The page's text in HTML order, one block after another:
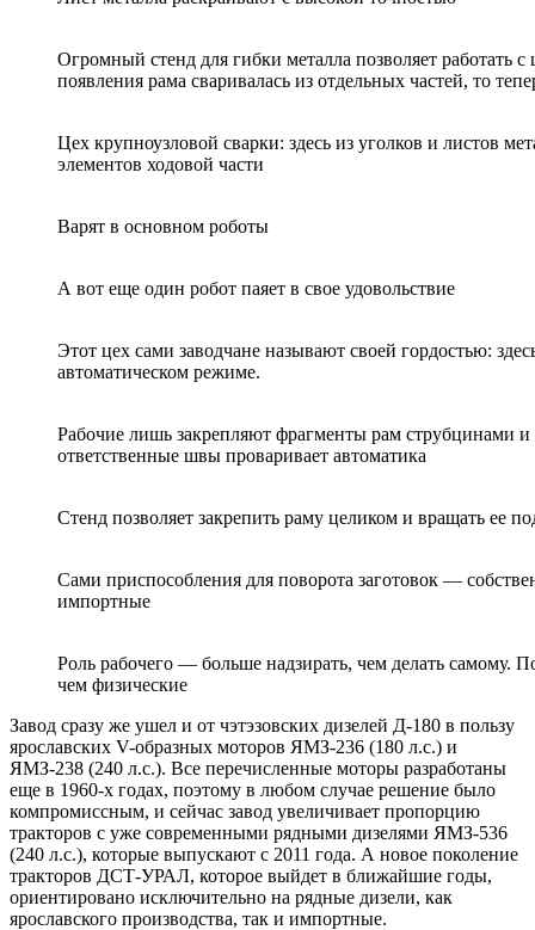
Огромный стенд для гибки металла позволяет работать
появления рама сваривалась из отдельных частей, то
Цех крупноузловой сварки: здесь из уголков и листов
элементов ходовой части
Варят в основном роботы
А вот еще один робот паяет в свое удовольствие
Этот цех сами заводчане называют своей гордостью:
автоматическом режиме.
Рабочие лишь закрепляют фрагменты рам струбцинами
ответственные швы проваривает автоматика
Стенд позволяет закрепить раму целиком и вращать ее
Сами приспособления для поворота заготовок —
импортные
Роль рабочего — больше надзирать, чем делать самому.
чем физические
Завод сразу же ушел и от чэтэзовских дизелей Д-180 в пользу
ярославских V-образных моторов ЯМЗ-236 (180 л.с.) и
ЯМЗ-238 (240 л.с.). Все перечисленные моторы разработаны
еще в 1960-х годах, поэтому в любом случае решение было
компромиссным, и сейчас завод увеличивает пропорцию
тракторов с уже современными рядными дизелями ЯМЗ-536
(240 л.с.), которые выпускают с 2011 года. А новое поколение
тракторов ДСТ-УРАЛ, которое выйдет в ближайшие годы,
ориентировано исключительно на рядные дизели, как
ярославского производства, так и импортные.